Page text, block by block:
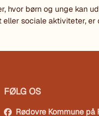
hvor børn og unge
sociale aktiviteter,
FØLG OS
Rødovre Kommune på